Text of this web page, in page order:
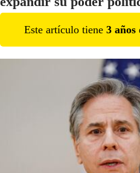
Este artículo tiene 3 años